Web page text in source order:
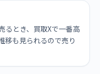
るとき、買取Xで一番高
移も見られるので売り